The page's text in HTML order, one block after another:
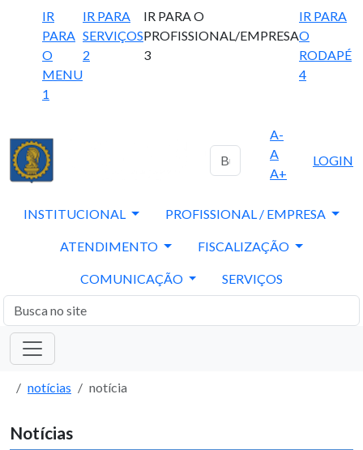
IR
PARA
O
MENU
1
IR PARA
SERVIÇOS
2
IR PARA O
PROFISSIONAL/EMPRESA
3
IR PARA
O
RODAPÉ
4
A-
A
A+
LOGIN
INSTITUCIONAL PROFISSIONAL / EMPRESA
ATENDIMENTO FISCALIZAÇÃO
COMUNICAÇÃO SERVIÇOS
notícias notícia
Notícias